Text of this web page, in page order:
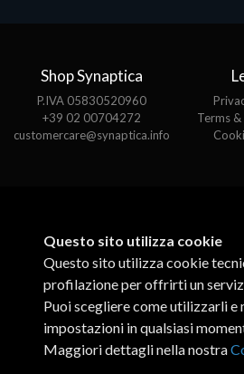
Shop Synaptica
P.IVA 05830520960
+39 02 00704272
customercare@synaptica.info
Terms
Questo sito utilizza cookie
Questo sito utilizza cookie
profilazione per offrirti un
Puoi scegliere come utilizzarli e
impostazioni in qualsiasi
Maggiori dettagli nella nostra